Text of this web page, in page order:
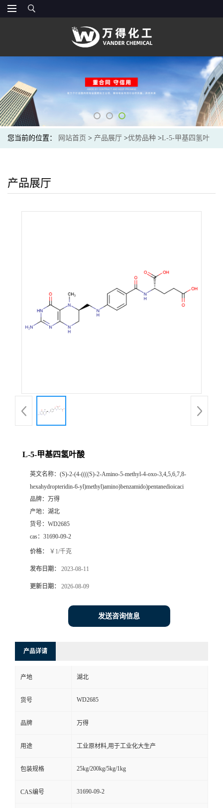
您当前的位置： 网站首页 > 产品展厅 >优势品种 >L-5-甲基四氢叶
产品展厅
L-5-甲基四氢叶酸
英文名称： (S)-2-(4-((((S)-2-Amino-5-methyl-4-oxo-3,4,5,6,7,8-
hexahydropteridin-6-yl)methyl)amino)benzamido)pentanedioicaci
品牌： 万得
产地： 湖北
货号： WD2685
cas： 31690-09-2
价格： ￥1/千克
发布日期： 2023-08-11
更新日期： 2026-08-09
发送咨询信息
产品详请
产地 湖北
货号 WD2685
品牌 万得
用途 工业原材料,用于工业化大生产
包装规格 25kg/200kg/5kg/1kg
CAS编号 31690-09-2